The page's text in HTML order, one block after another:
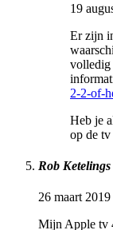
19
Er zijn
volledig
2-2-of-
Heb je
op de tv
Rob Ketelings
26 maart
Mijn Apple tv